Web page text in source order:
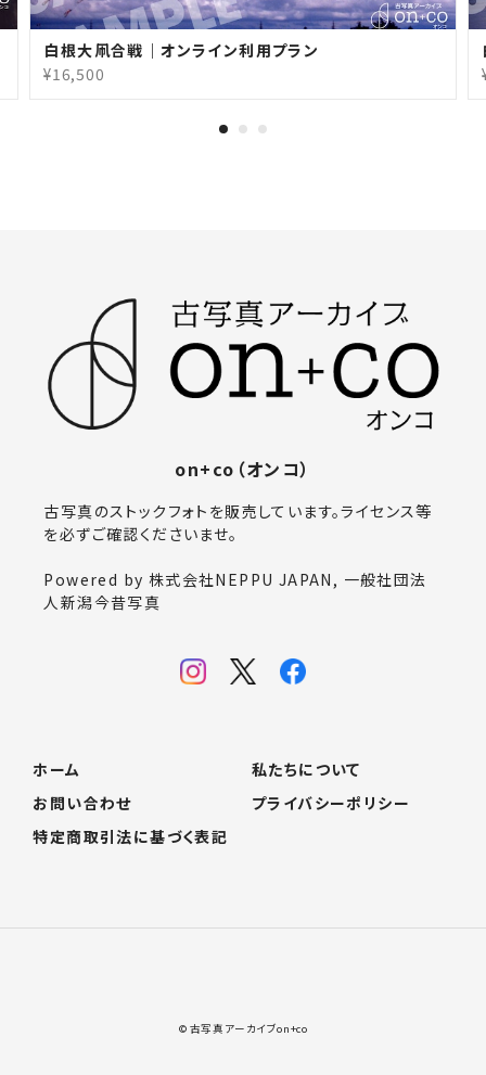
白根大凧合戦｜オンライン利用プラン
¥16,500
on+co（オンコ）
古写真のストックフォトを販売しています。ライセンス等
を必ずご確認くださいませ。
Powered by 株式会社NEPPU JAPAN, 一般社団法
人新潟今昔写真
ホーム
私たちについて
お問い合わせ
プライバシーポリシー
特定商取引法に基づく表記
© 古写真アーカイブon+co